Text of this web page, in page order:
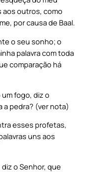
aos outros, como
por causa de Baal.
o seu sonho; o
palavra com toda
comparação há
um fogo, diz o
a pedra? (ver nota)
esses profetas,
uns aos
o Senhor, que